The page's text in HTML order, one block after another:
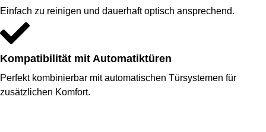
Einfach zu reinigen und dauerhaft optisch ansprechend.
Kompatibilität mit Automatiktüren
Perfekt kombinierbar mit automatischen Türsystemen für
zusätzlichen Komfort.